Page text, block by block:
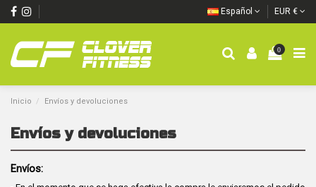
Español EUR €
0
Inicio Envíos y devoluciones
Envíos y devoluciones
Envíos: